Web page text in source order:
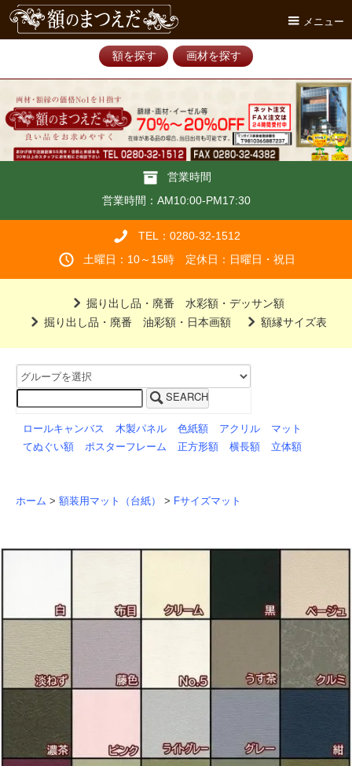
メニュー
額を探す 画材を探す
営業時間
営業時間：AM10:00-PM17:30
TEL：0280-32-1512
土曜日：10～15時 定休日：日曜日・祝日
掘り出し品・廃番 水彩額・デッサン額
掘り出し品・廃番 油彩額・日本画額
額縁サイズ表
SEARCH
ロールキャンバス 木製パネル 色紙額 アクリル
マット
てぬぐい額
ポスターフレーム 正方形額 横長額 立体額
ホーム > 額装用マット（台紙） > Fサイズマット